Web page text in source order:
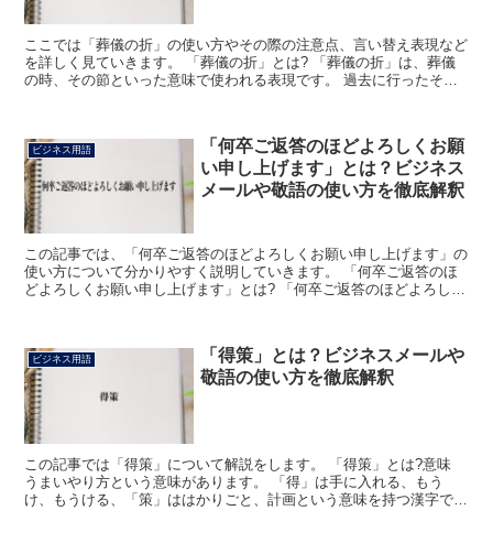
ここでは「葬儀の折」の使い方やその際の注意点、言い替え表現など
を詳しく見ていきます。 「葬儀の折」とは? 「葬儀の折」は、葬儀
の時、その節といった意味で使われる表現です。 過去に行ったそれ
ビジネス用語
「何卒ご返答のほどよろしくお願
い申し上げます」とは？ビジネス
メールや敬語の使い方を徹底解釈
この記事では、「何卒ご返答のほどよろしくお願い申し上げます」の
使い方について分かりやすく説明していきます。 「何卒ご返答のほ
どよろしくお願い申し上げます」とは? 「何卒ご返答のほどよろしく
ビジネス用語
「得策」とは？ビジネスメールや
敬語の使い方を徹底解釈
この記事では「得策」について解説をします。 「得策」とは?意味
うまいやり方という意味があります。 「得」は手に入れる、もう
け、もうける、「策」ははかりごと、計画という意味を持つ漢字で